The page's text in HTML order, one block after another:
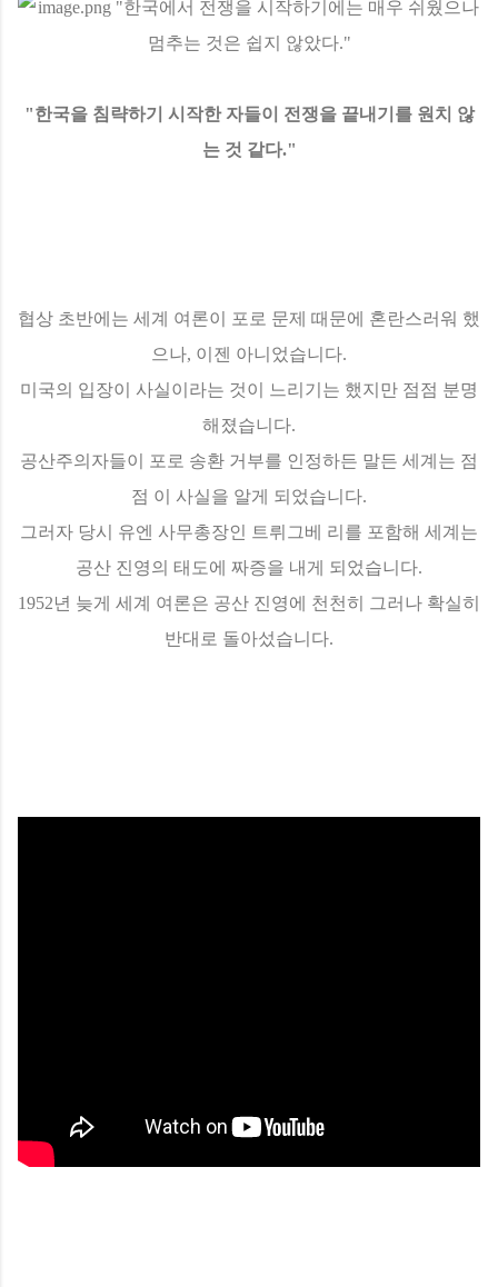
"한국을 침략하기 시작한 자들이 전쟁을 끝내기를 원치 않
는 것 같다."
협상 초반에는 세계 여론이 포로 문제 때문에 혼란스러워 했
으나, 이젠 아니었습니다.
미국의 입장이 사실이라는 것이 느리기는 했지만 점점 분명
해졌습니다.
공산주의자들이 포로 송환 거부를 인정하든 말든 세계는 점
점 이 사실을 알게 되었습니다.
그러자 당시 유엔 사무총장인 트뤼그베 리를 포함해 세계는
공산 진영의 태도에 짜증을 내게 되었습니다.
1952년 늦게 세계 여론은 공산 진영에 천천히 그러나 확실히
반대로 돌아섰습니다.